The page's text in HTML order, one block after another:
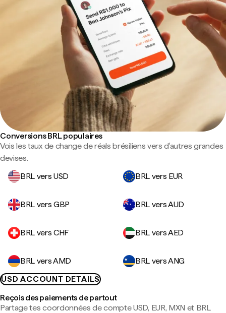
Conversions BRL populaires
Vois les taux de change de réals brésiliens vers d'autres grandes
devises.
BRL vers USD
BRL vers EUR
BRL vers GBP BRL vers AUD
BRL vers CHF BRL vers AED
BRL vers AMD
BRL vers ANG
USD ACCOUNT DETAILS
Reçois des paiements de partout
Partage tes coordonnées de compte USD, EUR, MXN et BRL